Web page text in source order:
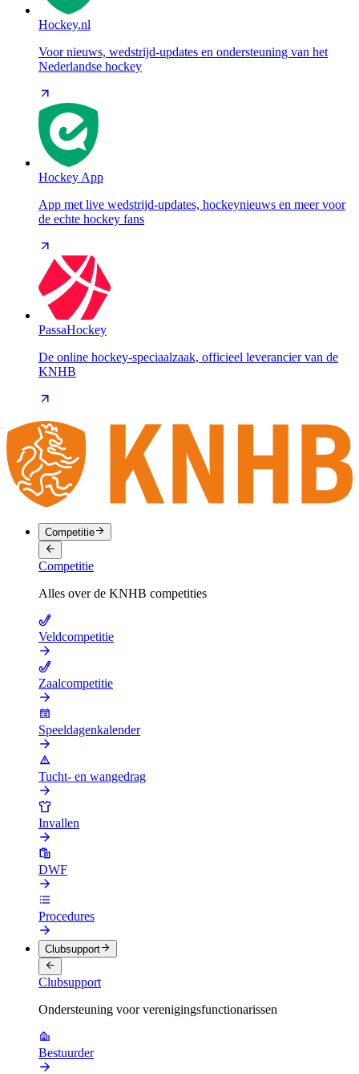
Hockey.nl
Voor nieuws, wedstrijd-updates en ondersteuning van het
Nederlandse hockey
Hockey App
App met live wedstrijd-updates, hockeynieuws en meer voor
de echte hockey fans
PassaHockey
De online hockey-speciaalzaak, officieel leverancier van de
KNHB
Competitie
Competitie
Alles over de KNHB competities
Veldcompetitie
Zaalcompetitie
Speeldagenkalender
Tucht- en wangedrag
Invallen
DWF
Procedures
Clubsupport
Clubsupport
Ondersteuning voor verenigingsfunctionarissen
Bestuurder